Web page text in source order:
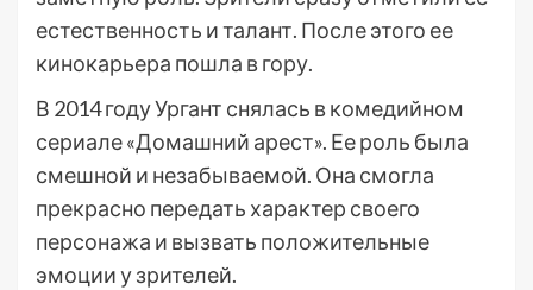
естественность и талант. После этого ее
кинокарьера пошла в гору.
В 2014 году Ургант снялась в комедийном
сериале «Домашний арест». Ее роль была
смешной и незабываемой. Она смогла
прекрасно передать характер своего
персонажа и вызвать положительные
эмоции у зрителей.